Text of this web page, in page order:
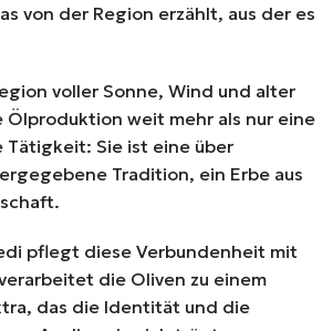
von der Region erzählt, aus der es
voller Sonne, Wind und alter
Ölproduktion weit mehr als nur eine
Sie ist eine über
Tradition, ein Erbe aus
pflegt diese Verbundenheit mit
die Oliven zu einem
das die Identität und die